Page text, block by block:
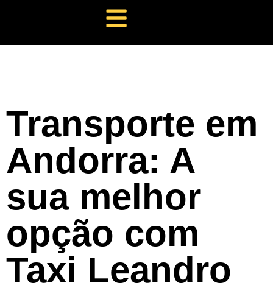
Transporte em
Andorra: A
sua melhor
opção com
Taxi Leandro